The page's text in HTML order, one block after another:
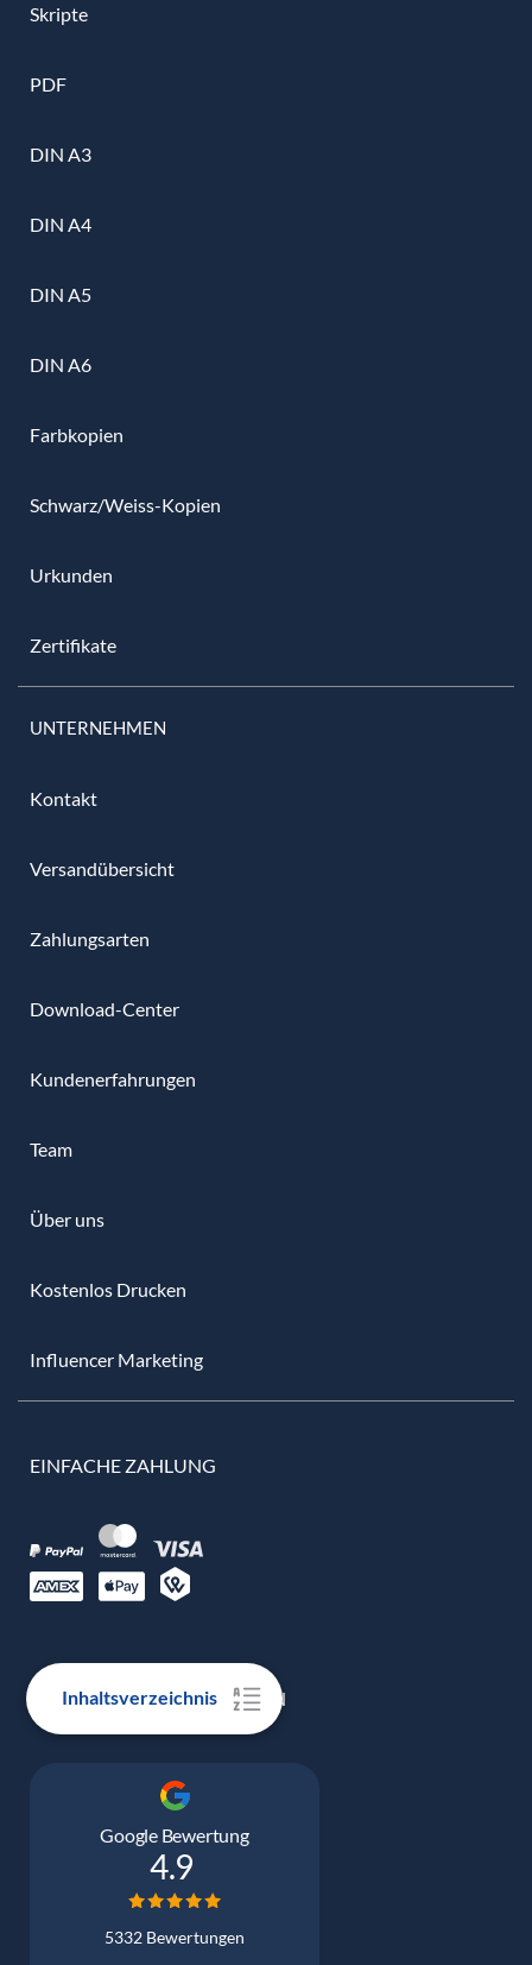
Inhaltsverzeichnis
Skripte
PDF
DIN A3
DIN A4
DIN A5
DIN A6
Farbkopien
Schwarz/Weiss-Kopien
Urkunden
Zertifikate
UNTERNEHMEN
Kontakt
Versandübersicht
Zahlungsarten
Download-Center
Kundenerfahrungen
Team
Über uns
Kostenlos Drucken
Influencer Marketing
EINFACHE ZAHLUNG
100% ECHTE BEWERTUNGEN
Google Bewertung
4.9
5332 Bewertungen